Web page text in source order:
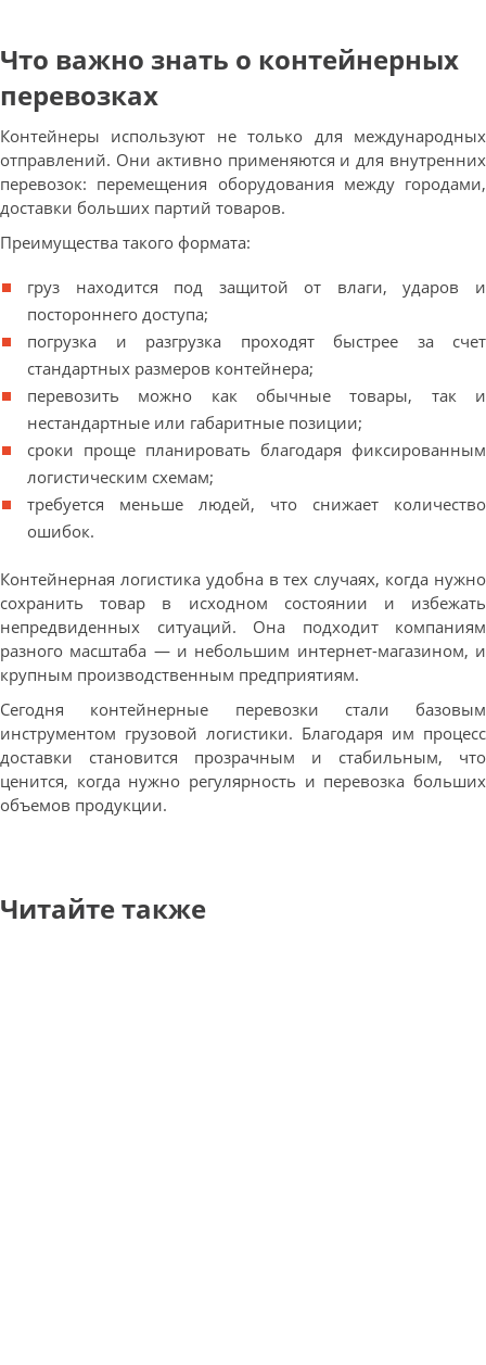
Что важно знать о контейнерных
перевозках
Контейнеры используют не только для международных
отправлений. Они активно применяются и для внутренних
перевозок: перемещения оборудования между городами,
доставки больших партий товаров.
Преимущества такого формата:
груз находится под защитой от влаги, ударов и
постороннего доступа;
погрузка и разгрузка проходят быстрее за счет
стандартных размеров контейнера;
перевозить можно как обычные товары, так и
нестандартные или габаритные позиции;
сроки проще планировать благодаря фиксированным
логистическим схемам;
требуется меньше людей, что снижает количество
ошибок.
Контейнерная логистика удобна в тех случаях, когда нужно
сохранить товар в исходном состоянии и избежать
непредвиденных ситуаций. Она подходит компаниям
разного масштаба — и небольшим интернет-магазином, и
крупным производственным предприятиям.
Сегодня контейнерные перевозки стали базовым
инструментом грузовой логистики. Благодаря им процесс
доставки становится прозрачным и стабильным, что
ценится, когда нужно регулярность и перевозка больших
объемов продукции.
Читайте также